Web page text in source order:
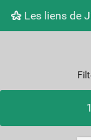
Les liens de